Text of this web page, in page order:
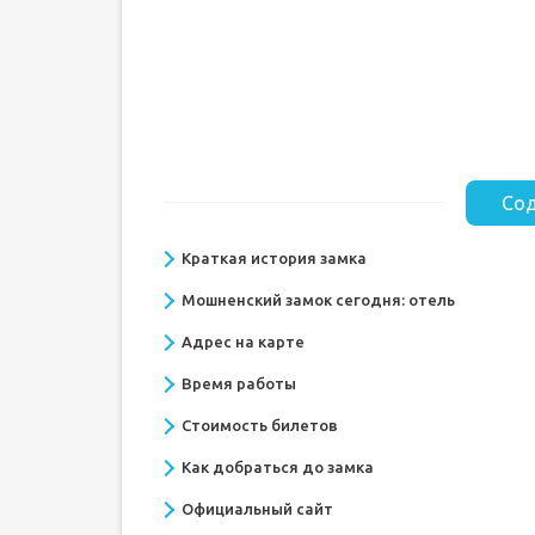
Краткая история замка
Мошненский замок сегодня: отель
Адрес на карте
Время работы
Стоимость билетов
Как добраться до замка
Официальный сайт